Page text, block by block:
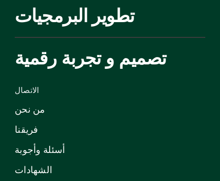
تطوير البرمجيات
تصميم و تجربة رقمية
الاتصال
من نحن
فريقنا
أسئلة وأجوبة
الشهادات